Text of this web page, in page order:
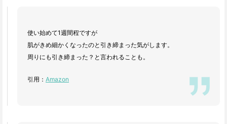
使い始めて1週間程ですが
肌がきめ細かくなったのと引き締まった気がします。
周りにも引き締まった？と言われることも。
引用： Amazon